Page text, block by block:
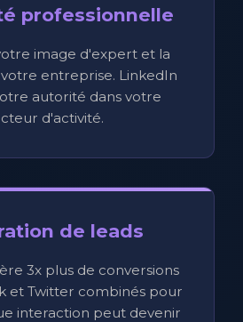
professionnelle
image d'expert et la
entreprise. LinkedIn
autorité dans votre
d'activité.
de leads
3x plus de conversions
et Twitter combinés pour
interaction peut devenir